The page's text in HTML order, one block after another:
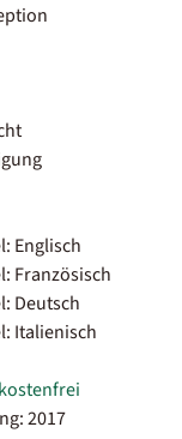
Englisch
Französisch
Deutsch
Italienisch
kostenfrei
2017